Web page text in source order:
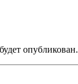
опубликован.